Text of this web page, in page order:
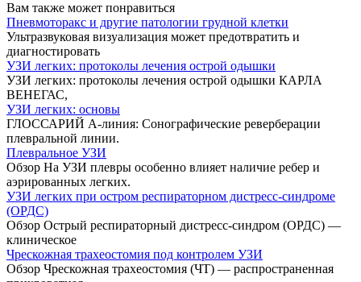
Вам также может понравиться
Пневмоторакс и другие патологии грудной клетки
Ультразвуковая визуализация может предотвратить и
диагностировать
УЗИ легких: протоколы лечения острой одышки
УЗИ легких: протоколы лечения острой одышки КАРЛА
ВЕНЕГАС,
УЗИ легких: основы
ГЛОССАРИЙ А-линия: Сонографические реверберации
плевральной линии.
Плевральное УЗИ
Обзор На УЗИ плевры особенно влияет наличие ребер и
аэрированных легких.
УЗИ легких при остром респираторном дистресс-синдроме
(ОРДС)
Обзор Острый респираторный дистресс-синдром (ОРДС) —
клиническое
Чрескожная трахеостомия под контролем УЗИ
Обзор Чрескожная трахеостомия (ЧТ) — распространенная